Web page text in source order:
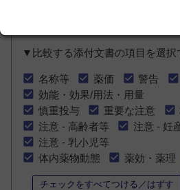
▼比較する添付文書の項目を選択
名称等 薬価 警告
効能・効果/用法・用量
慎重投与
重要な注意
注意 - 高齢者等
注意 - 妊
注意 - 乳小児等
体内薬物動態
薬効・薬理
チェックをすべてつける／はずす